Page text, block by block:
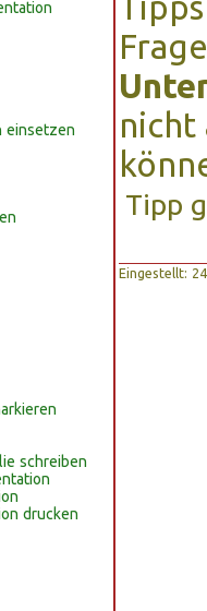
einsetzen
schreiben
drucken
nicht
Tipp
Eingestellt: